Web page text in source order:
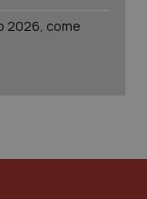
2026, come